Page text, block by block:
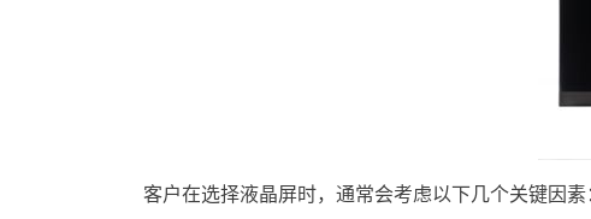
客户在选择液晶屏时，通常会考虑以下几个关键因素